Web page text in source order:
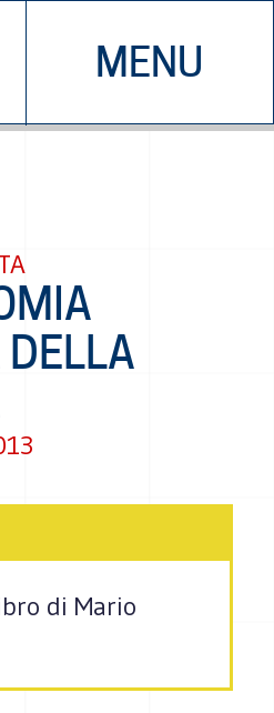
MENU
CHI SIAMO
EDDYBURG
DELLA
di Mario